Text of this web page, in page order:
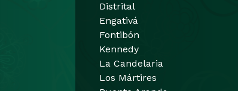
Distrital
Engativá
Fontibón
Kennedy
La Candelaria
Los Mártires